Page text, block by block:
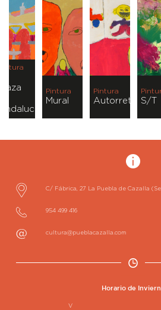
Pintura
Mural
Pintura
AutorretratoS/T
C/ Fábrica, 27 La Puebla de Cazalla
954 499 416
cultura@pueblacazalla.com
Horario de
V